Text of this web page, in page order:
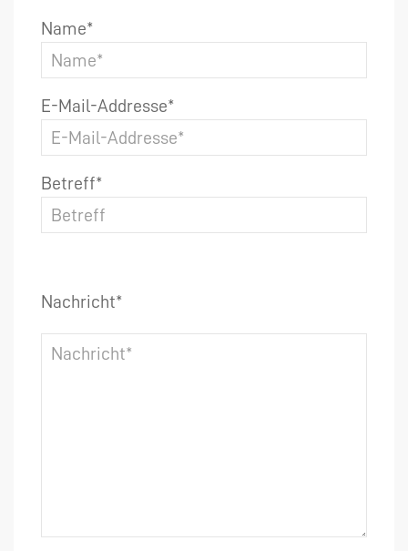
Name*
E-Mail-Addresse*
Betreff*
Nachricht*